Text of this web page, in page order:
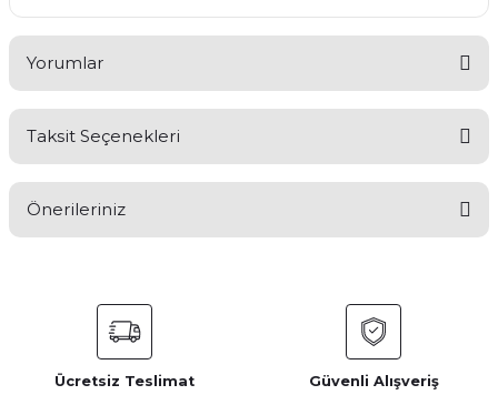
Yorumlar
Yorum Yaz
Taksit Seçenekleri
Önerileriniz
konularda yetersiz gördüğünüz noktaları öneri formunu
kullanarak tarafımıza iletebilirsiniz.
Görüş ve önerileriniz için teşekkür ederiz.
Ücretsiz Teslimat
Güvenli Alışveriş